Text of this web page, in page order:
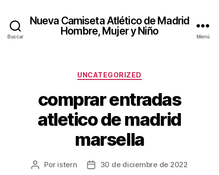
Buscar
Nueva Camiseta Atlético de Madrid
Hombre, Mujer y Niño
Menú
Categorías
UNCATEGORIZED
comprar entradas
atletico de madrid
marsella
Autor
Por istern
Fecha30 de diciembre de 2022